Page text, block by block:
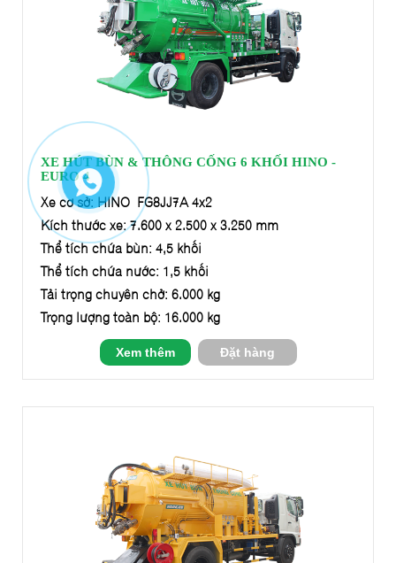
XE HÚT BÙN & THÔNG CỐNG 6 KHỐI HINO -
EURO 4
Xe cơ sở: HINO FG8JJ7A 4x2
Kích thước xe: 7.600 x 2.500 x 3.250 mm
Thể tích chứa bùn: 4,5 khối
Thể tích chứa nước: 1,5 khối
Tải trọng chuyên chở: 6.000 kg
Trọng lượng toàn bộ: 16.000 kg
Xem thêm Đặt hàng